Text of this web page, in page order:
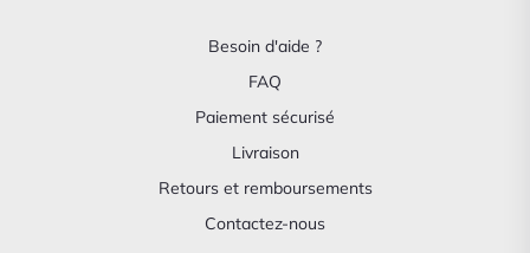
Besoin d'aide ?
FAQ
Paiement sécurisé
Livraison
Retours et remboursements
Contactez-nous